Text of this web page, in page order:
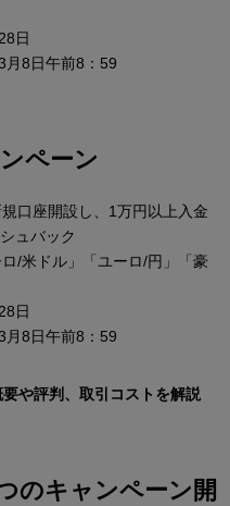
日
月8日午前8：59
ペーン
口座開設し、1万円以上入金
ュバック
/米ドル」「ユーロ/円」「豪
日
月8日午前8：59
や評判、取引コストを解説
のキャンペーン開